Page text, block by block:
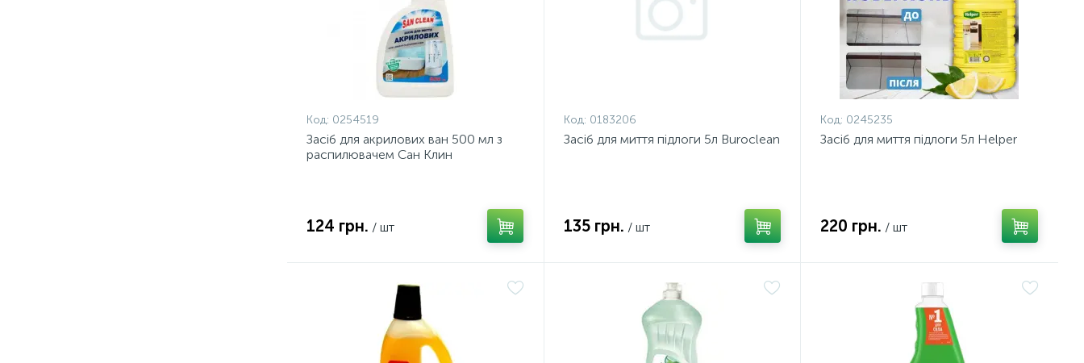
Код: 0254519
Засіб для акрилових ван 500 мл з
распилювачем Сан Клин
124 грн. / шт
Код: 0183206
Засіб для миття підлоги 5л Buroclean
135 грн. / шт
Код: 0245235
Засіб для миття підлоги 5л Helper
220 грн. / шт